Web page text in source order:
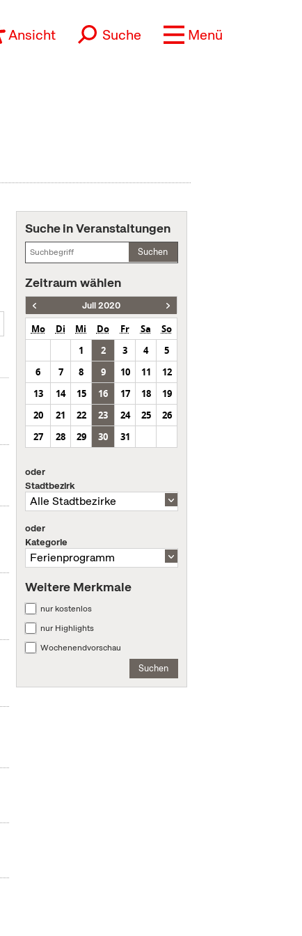
Ansicht Suche Menü
Suche in Veranstaltungen
Suchen
Zeitraum wählen
Juli 2020
Mo Di Mi Do Fr Sa
So
1
2 3 4
5
6
7 8 9 10 11
12
13
14 15 16 17 18
19
20
21 22 23 24 25
26
27
28 29 30 31
oder
Stadtbezirk
oder
Kategorie
Weitere Merkmale
nur kostenlos
nur Highlights
Wochenendvorschau
Suchen